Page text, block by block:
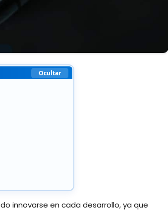
Ocultar
innovarse en cada desarrollo, ya que